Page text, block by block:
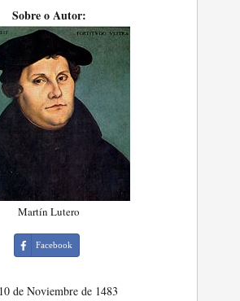
Sobre o Autor:
Martín Lutero
Facebook
10 de Noviembre de 1483